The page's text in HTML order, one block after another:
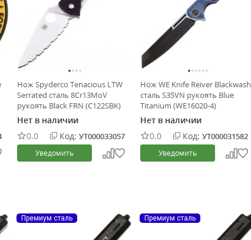
Нож Spyderco Tenacious LTW
Serrated сталь 8Cr13MoV
рукоять Black FRN (C122SBK)
Нет в наличии
0.0
Код: УТ000033057
Уведомить
Нож WE Knife Reiver Blackwash
сталь S35VN рукоять Blue
Titanium (WE16020-4)
Нет в наличии
0.0
Код: УТ000031582
Уведомить
Премиум сталь Премиум сталь